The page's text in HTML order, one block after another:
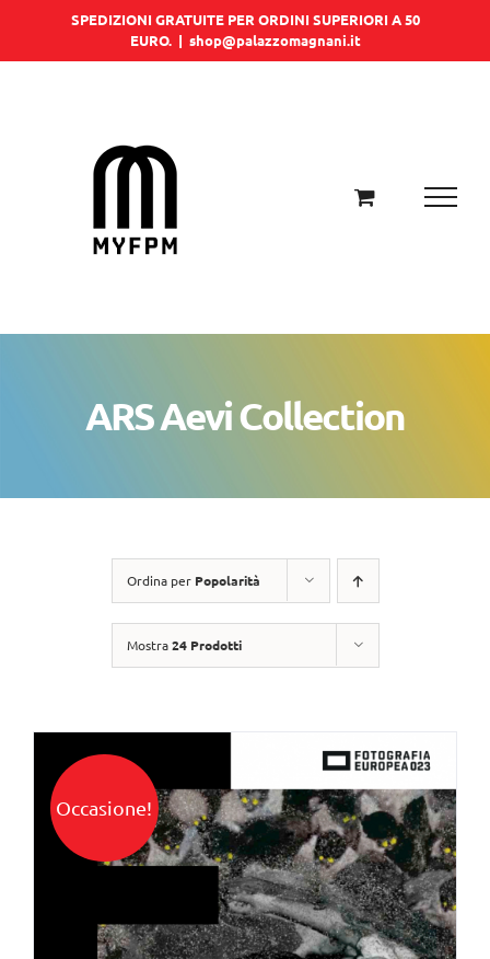
SPEDIZIONI GRATUITE PER ORDINI SUPERIORI A 50
EURO. | shop@palazzomagnani.it
ARS Aevi Collection
Ordina per Popolarità
Mostra24 Prodotti
Occasione!